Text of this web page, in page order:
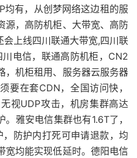
均有，从创梦网络这边租的服
源，高防机柜、大带宽、高防
上线四川联通大带宽,四川联
电信，联通高防机柜，CN2
，机柜租用、服务器云服务器
要在套CDN，全国访问快，
视UDP攻击，机房集群高达
雅安电信集群也有1.6T了，
防护内打死可申请退款，均
宽均能实现低延时。德阳电信